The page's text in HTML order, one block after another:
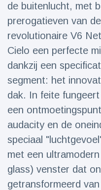
Een van de
grootste
in
9 May
de buitenlucht, met
prerogatieven van
revolutionaire V6
Cielo een perfecte
dankzij een
segment: het
dak. In feite
een
audacity en de
speciaal
met een
glass) venster dat
getransformeerd